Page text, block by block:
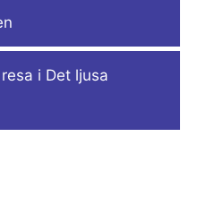
i Det ljusa